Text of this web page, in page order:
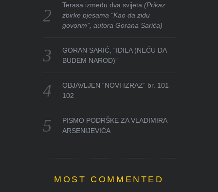
Terasa između dva svijeta(Prikaz
zbirke pjesama “Kao da zidu
govorim”, autora Gorana Sarića)
GORAN SARIĆ, “IDILA (NEĆU DA
BUDEM NAROD)”
OBJAVLJEN “NOVI IZRAZ” br. 101-
102
PISMO PODRŠKE ZA VLADIMIRA
ARSENIJEVIĆA
MOST COMMENTED